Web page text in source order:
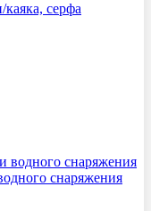
серфа
снаряжения